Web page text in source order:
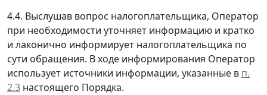
4.4. Выслушав вопрос налогоплательщика, Оператор
при необходимости уточняет информацию и кратко
и лаконично информирует налогоплательщика по
сути обращения. В ходе информирования Оператор
использует источники информации, указанные в п.
2.3 настоящего Порядка.